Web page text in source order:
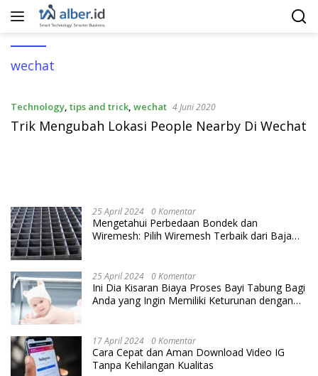
Langsung
wechat
Technology, tips and trick, wechat 4 Juni 2020
Trik Mengubah Lokasi People Nearby Di Wechat
25 April 2024 0 Komentar
Mengetahui Perbedaan Bondek dan
Wiremesh: Pilih Wiremesh Terbaik dari Baja
25 April 2024 0 Komentar
Ini Dia Kisaran Biaya Proses Bayi Tabung Bagi
Anda yang Ingin Memiliki Keturunan dengan
17 April 2024 0 Komentar
Cara Cepat dan Aman Download Video IG
Tanpa Kehilangan Kualitas